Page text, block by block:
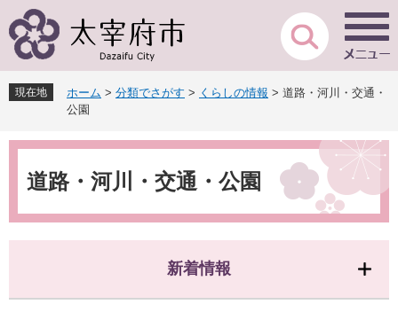
ー
先
頭
す
ニ
を
飛
し
現在地 ホーム > 分類でさがす > くらしの情報 > 道路・河川・交通・
公園
本
道路・河川・交通・公園
新着情報